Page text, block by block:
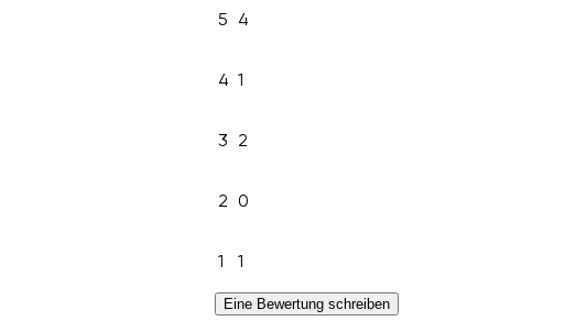
5 4
4 1
3 2
2 0
1 1
Eine Bewertung schreiben